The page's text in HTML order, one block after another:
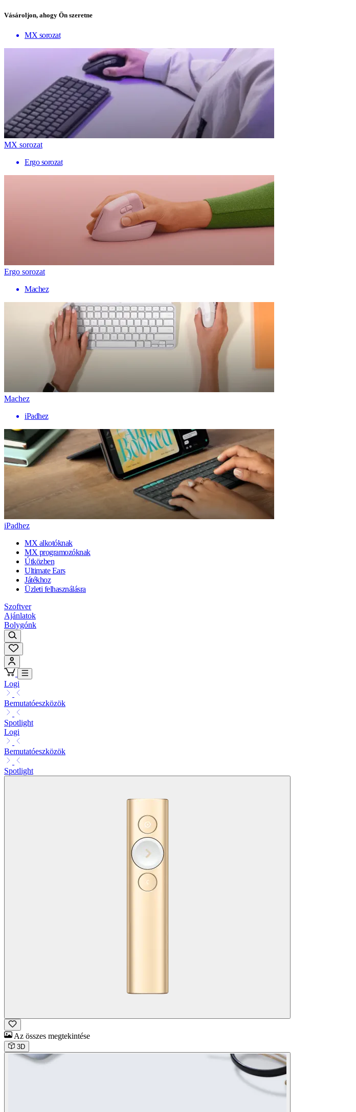
Vásároljon, ahogy Ön szeretne
MX sorozat
MX sorozat
Ergo sorozat
Ergo sorozat
Machez
Machez
iPadhez
iPadhez
MX alkotóknak
MX programozóknak
Útközben
Ultimate Ears
Játékhoz
Üzleti felhasználásra
Szoftver
Ajánlatok
Bolygónk
Logi
Bemutatóeszközök
Spotlight
Logi
Bemutatóeszközök
Spotlight
Az összes megtekintése
3D